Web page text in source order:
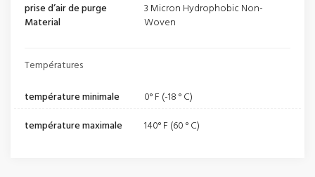
prise d’air de purge
Material
3 Micron Hydrophobic Non-
Woven
Températures
température minimale
0° F (-18 ° C)
température maximale
140° F (60 ° C)